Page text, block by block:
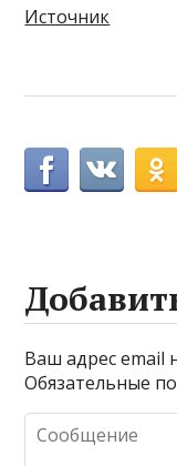
Источник
Ваш адрес email
Обязательные